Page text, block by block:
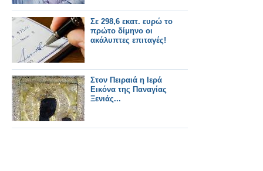
Σε 298,6 εκατ. ευρώ το
πρώτο δίμηνο οι
ακάλυπτες επιταγές!
Στον Πειραιά η Ιερά
Εικόνα της Παναγίας
Ξενιάς...